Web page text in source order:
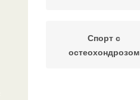
Спорт с
остеохондрозом